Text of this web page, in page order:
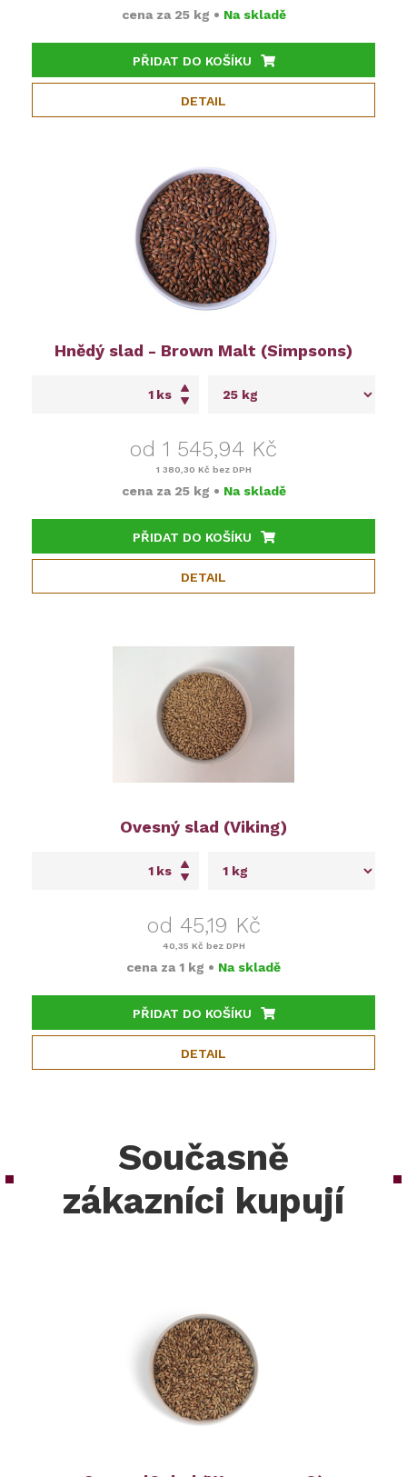
cena za 25 kg • Na skladě
PŘIDAT DO KOŠÍKU
DETAIL
Hnědý slad - Brown Malt (Simpsons)
ks
od 1 545,94 Kč
1 380,30 Kč bez DPH
cena za 25 kg • Na skladě
PŘIDAT DO KOŠÍKU
DETAIL
Ovesný slad (Viking)
ks
od 45,19 Kč
40,35 Kč bez DPH
cena za 1 kg • Na skladě
PŘIDAT DO KOŠÍKU
DETAIL
Současně
zákazníci kupují